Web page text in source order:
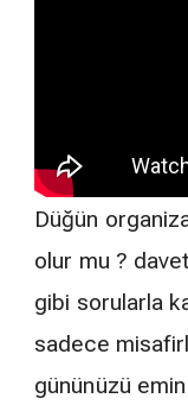
Düğün
olur mu ?
gibi sorularla
sadece
gününüzü